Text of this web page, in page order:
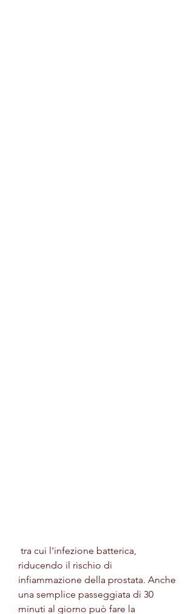
riducendo il rischio di
infiammazione della prostata. Anche
una semplice passeggiata di 30
minuti al giorno può fare la